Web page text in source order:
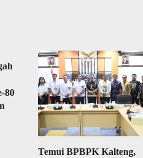
80
Temui BPBPK Kalteng,